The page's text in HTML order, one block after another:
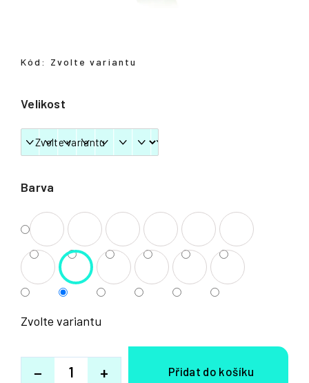
Barva
Velikost
Zvolte variantu
+
−
Kód: Zvolte variantu